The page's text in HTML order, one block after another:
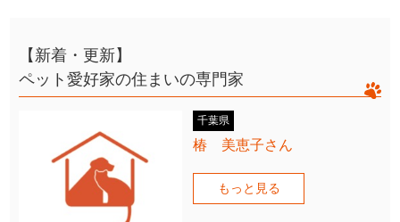
【新着・更新】
ペット愛好家の住まいの専門家
千葉県
椿 美恵子さん
もっと見る